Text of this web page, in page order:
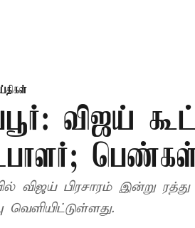
விஜய்
விஜய் பிரசாரம் இன்று
வெளியிட்டுள்ளது.